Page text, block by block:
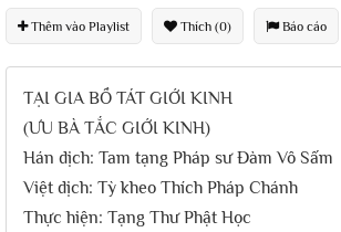
Thêm vào Playlist Thích (0) Báo cáo
TẠI GIA BỒ TÁT GIỚI KINH
(ƯU BÀ TẮC GIỚI KINH)
Hán dịch: Tam tạng Pháp sư Đàm Vô Sấm
Việt dịch: Tỳ kheo Thích Pháp Chánh
Thực hiện: Tạng Thư Phật Học